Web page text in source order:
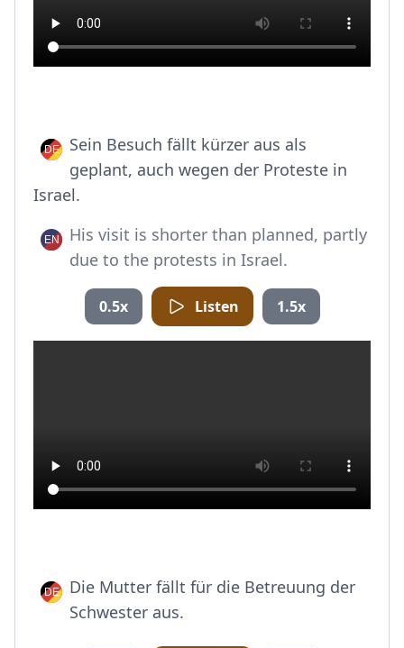
Sein Besuch fällt kürzer aus als
geplant, auch wegen der Proteste in
Israel.
His visit is shorter than planned, partly
due to the protests in Israel.
0.5x Listen 1.5x
Die Mutter fällt für die Betreuung der
Schwester aus.